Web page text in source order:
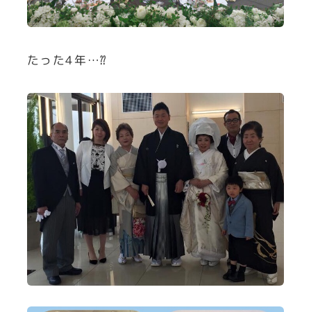
たった4年…⁇